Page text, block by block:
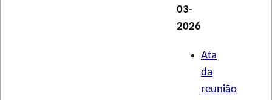
03-
2026
Ata
da
reunião